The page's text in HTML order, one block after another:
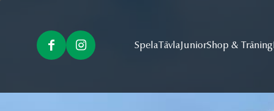
SpelaTävlaJuniorShop & Träning